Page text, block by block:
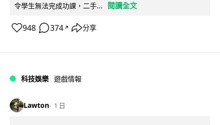
令學生無法完成功課，二手...
閱讀全文
948 374 ↗ 分享
科技娛樂 遊戲情報
Lawton 1 日